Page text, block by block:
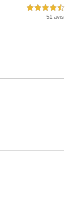
4,5 étoiles sur 5
51 avis